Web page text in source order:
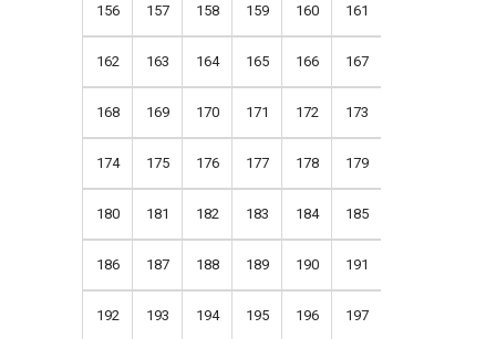
156 157 158 159 160 161
162 163 164 165 166 167
168 169 170 171 172 173
174 175 176 177 178 179
180 181 182 183 184 185
186 187 188 189 190 191
192 193 194 195 196 197